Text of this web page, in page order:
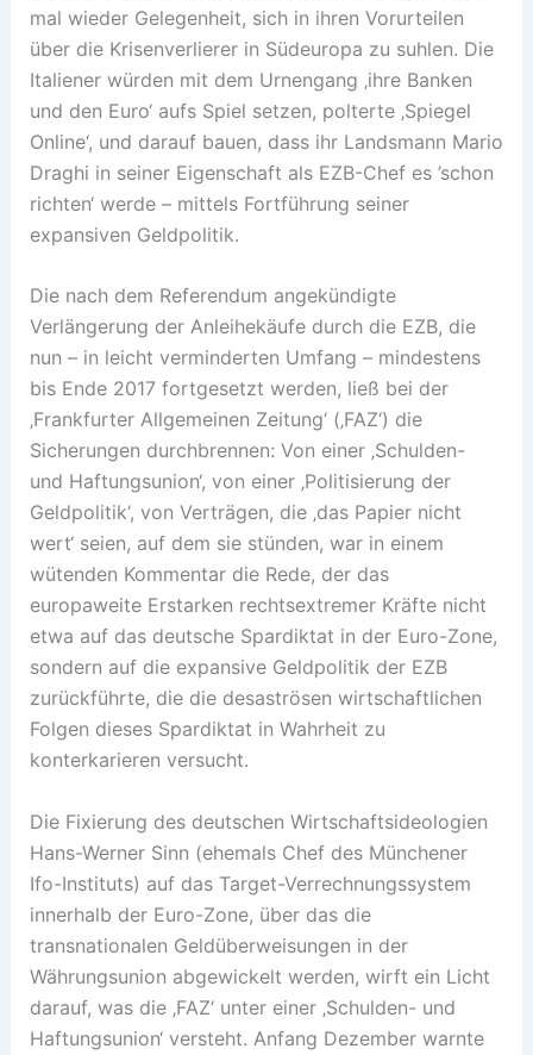
mal wieder Gelegenheit, sich in ihren Vorurteilen
über die Krisenverlierer in Südeuropa zu suhlen. Die
Italiener würden mit dem Urnengang ‚ihre Banken
und den Euro‘ aufs Spiel setzen, polterte ‚Spiegel
Online‘, und darauf bauen, dass ihr Landsmann Mario
Draghi in seiner Eigenschaft als EZB-Chef es ’schon
richten‘ werde – mittels Fortführung seiner
expansiven Geldpolitik.
Die nach dem Referendum angekündigte
Verlängerung der Anleihekäufe durch die EZB, die
nun – in leicht verminderten Umfang – mindestens
bis Ende 2017 fortgesetzt werden, ließ bei der
‚Frankfurter Allgemeinen Zeitung‘ (‚FAZ‘) die
Sicherungen durchbrennen: Von einer ‚Schulden-
und Haftungsunion‘, von einer ‚Politisierung der
Geldpolitik‘, von Verträgen, die ‚das Papier nicht
wert‘ seien, auf dem sie stünden, war in einem
wütenden Kommentar die Rede, der das
europaweite Erstarken rechtsextremer Kräfte nicht
etwa auf das deutsche Spardiktat in der Euro-Zone,
sondern auf die expansive Geldpolitik der EZB
zurückführte, die die desaströsen wirtschaftlichen
Folgen dieses Spardiktat in Wahrheit zu
konterkarieren versucht.
Die Fixierung des deutschen Wirtschaftsideologien
Hans-Werner Sinn (ehemals Chef des Münchener
Ifo-Instituts) auf das Target-Verrechnungssystem
innerhalb der Euro-Zone, über das die
transnationalen Geldüberweisungen in der
Währungsunion abgewickelt werden, wirft ein Licht
darauf, was die ‚FAZ‘ unter einer ‚Schulden- und
Haftungsunion‘ versteht. Anfang Dezember warnte